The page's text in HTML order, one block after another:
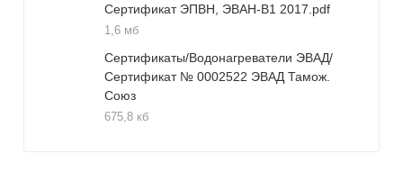
Сертификат ЭПВН, ЭВАН-В1 2017.pdf
1,6 мб
Сертификаты/Водонагреватели ЭВАД/
Сертификат № 0002522 ЭВАД Тамож.
Союз
675,8 кб